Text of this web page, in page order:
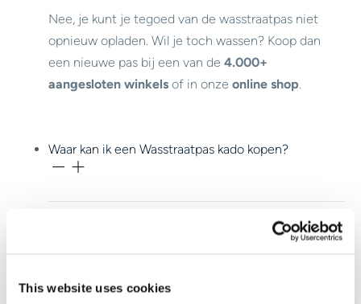
This website uses cookies
Nee, je kunt je tegoed van de wasstraatpas niet
opnieuw opladen. Wil je toch wassen? Koop dan
een nieuwe pas bij een van de 4.000+
aangesloten winkels of in onze online shop
Waar kan ik een Wasstraatpas kado kopen?
4.000